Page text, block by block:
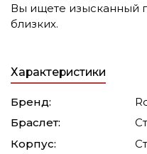
Вы ищете изысканный
близких.
Характеристики
Бренд:
Браслет:
Корпус: